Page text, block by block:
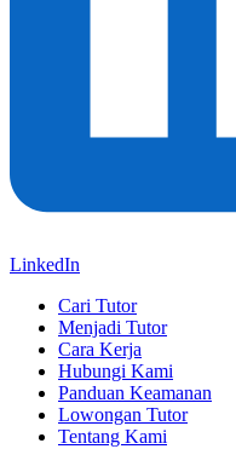
LinkedIn
Cari Tutor
Menjadi Tutor
Cara Kerja
Hubungi Kami
Panduan Keamanan
Lowongan Tutor
Tentang Kami